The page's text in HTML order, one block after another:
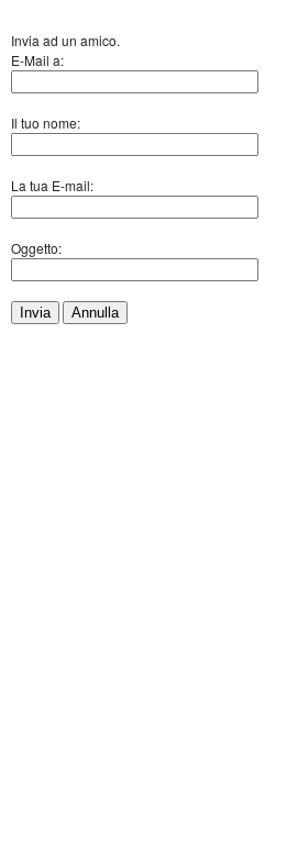
Invia ad un amico.
E-Mail a:
Il tuo nome:
La tua E-mail:
Oggetto:
Invia Annulla